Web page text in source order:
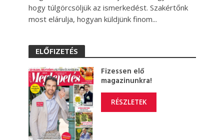
hogy túlgörcsöljük az ismerkedést. Szakértőnk
most elárulja, hogyan küldjünk finom...
ELŐFIZETÉS
Fizessen elő
magazinunkra!
RÉSZLETEK